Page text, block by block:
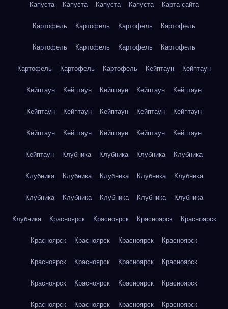
Капуста Капуста Капуста Капуста Карта сайта
Картофель Картофель Картофель Картофель
Картофель Картофель Картофель Картофель
Картофель Картофель Картофель Кейптаун Кейптаун
Кейптаун Кейптаун Кейптаун Кейптаун Кейптаун
Кейптаун Кейптаун Кейптаун Кейптаун Кейптаун
Кейптаун Кейптаун Кейптаун Кейптаун Кейптаун
Кейптаун Клубника Клубника Клубника Клубника
Клубника Клубника Клубника Клубника Клубника
Клубника Клубника Клубника Клубника Клубника
Клубника Красноярск Красноярск Красноярск Красноярск
Красноярск Красноярск Красноярск Красноярск
Красноярск Красноярск Красноярск Красноярск
Красноярск Красноярск Красноярск Красноярск
Красноярск Красноярск Красноярск Красноярск